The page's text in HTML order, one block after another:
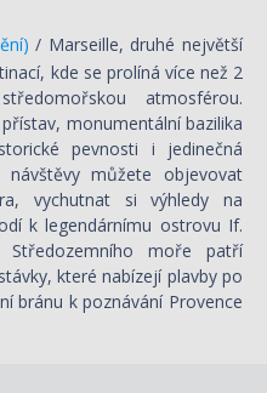
/ Marseille, druhé největší
kde se prolíná více než 2
atmosférou.
monumentální bazilika
pevnosti i jedinečná
návštěvy můžete objevovat
vychutnat si výhledy na
k legendárnímu ostrovu If.
moře patří
které nabízejí plavby po
bránu k poznávání Provence